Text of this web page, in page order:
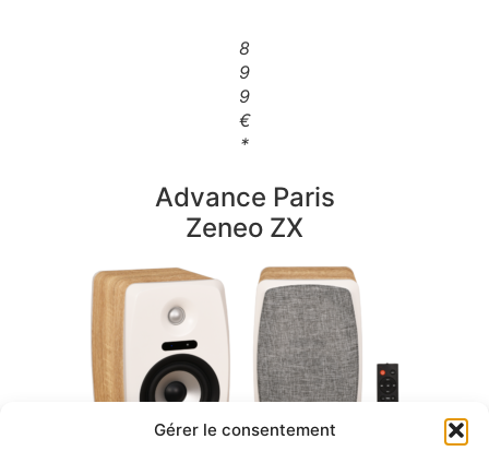
Gérer le consentement
8
9
9
€
*
Advance Paris
Zeneo ZX